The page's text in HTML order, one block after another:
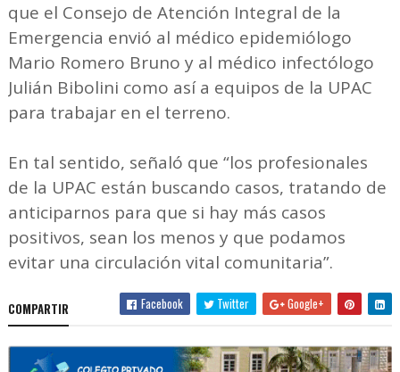
que el Consejo de Atención Integral de la
Emergencia envió al médico epidemiólogo
Mario Romero Bruno y al médico infectólogo
Julián Bibolini como así a equipos de la UPAC
para trabajar en el terreno.
En tal sentido, señaló que “los profesionales
de la UPAC están buscando casos, tratando de
anticiparnos para que si hay más casos
positivos, sean los menos y que podamos
evitar una circulación vital comunitaria”.
COMPARTIR Facebook Twitter Google+